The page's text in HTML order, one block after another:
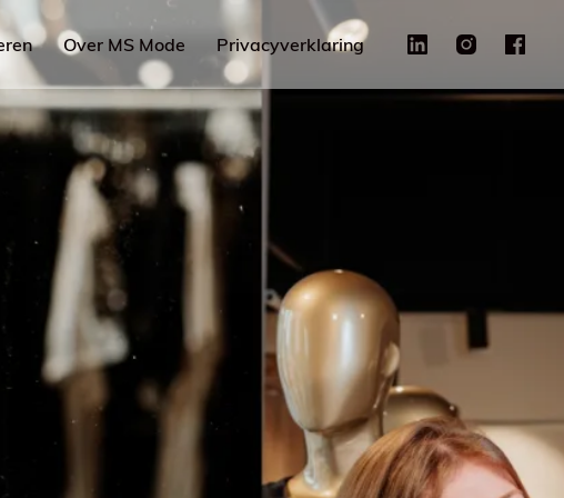
Over MS Mode Privacyverklaring